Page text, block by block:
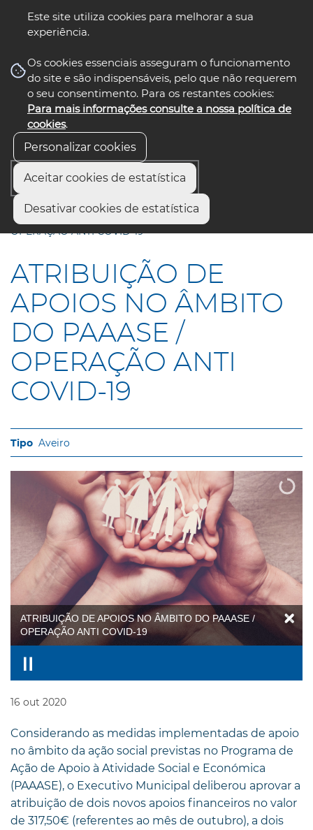
Este site utiliza cookies para melhorar a sua
experiência.
Os cookies essenciais asseguram o funcionamento
do site e são indispensáveis, pelo que não requerem
o seu consentimento. Para os restantes cookies:
Para mais informações consulte a nossa política de
cookies.
Personalizar cookies
Aceitar cookies de estatística
Desativar cookies de estatística
nos select language
Início
ATRIBUIÇÃO DE APOIOS NO ÂMBITO DO PAAASE /
OPERAÇÃO ANTI COVID-19
ATRIBUIÇÃO DE
APOIOS NO ÂMBITO
DO PAAASE /
OPERAÇÃO ANTI
COVID-19
Aveiro
ATRIBUIÇÃO DE APOIOS NO ÂMBITO DO PAAASE /
OPERAÇÃO ANTI COVID-19
16 out 2020
Considerando as medidas implementadas de apoio
no âmbito da ação social previstas no Programa de
Ação de Apoio à Atividade Social e Económica
(PAAASE), o Executivo Municipal deliberou aprovar a
atribuição de dois novos apoios financeiros no valor
de 317,50€ (referentes ao mês de outubro), a dois